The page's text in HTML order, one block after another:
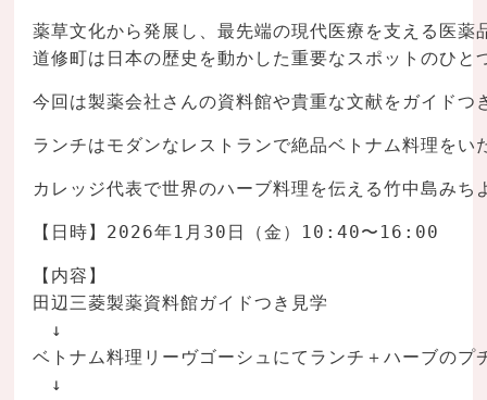
薬草文化から発展し、最先端の現代医療を支える医薬
道修町は日本の歴史を動かした重要なスポットのひと
今回は製薬会社さんの資料館や貴重な文献をガイド
ランチはモダンなレストランで絶品ベトナム料理をい
カレッジ代表で世界のハーブ料理を伝える竹中島み
【日時】2026年1月30日（金）10:40〜16:00
【内容】
田辺三菱製薬資料館ガイドつき見学
↓
ベトナム料理リーヴゴーシュにてランチ＋ハーブのプ
↓